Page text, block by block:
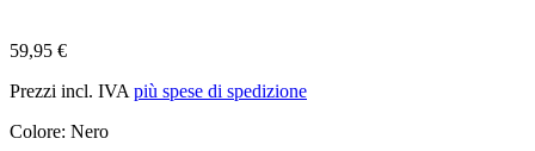
59,95 €
Prezzi incl. IVA più spese di spedizione
Colore: Nero